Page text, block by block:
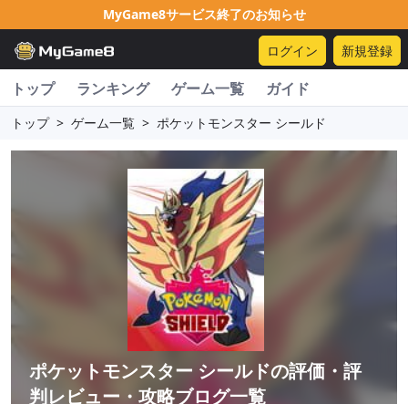
MyGame8サービス終了のお知らせ
ログイン 新規登録
トップ ランキング ゲーム一覧 ガイド
トップ > ゲーム一覧 > ポケットモンスター シールド
ポケットモンスター シールドの評価・評
判レビュー・攻略ブログ一覧